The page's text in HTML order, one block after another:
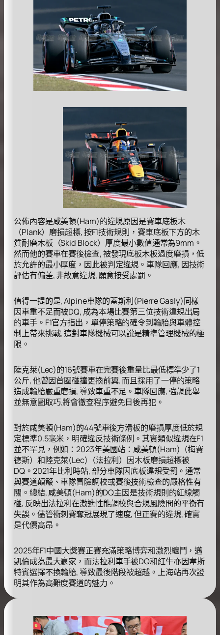
公佈內容是咸美頓(Ham)的違規原因是賽車底板木
（Plank）磨損超標, 按F1技術規則，賽車底板下方的木
質耐磨木板（Skid Block）厚度最小數值通常為9mm。
然而他的賽車在賽後檢查, 被發現底板木板過度磨損，低
於允許的最小厚度，因此被判定違規。車隊回應, 因技術
評估有偏差, 非故意違規, 願意接受處罰。
值得一提的是, Alpine車隊的蓋斯利(Pierre Gasly)同樣
因車重不足而被DQ, 成為本場比賽第三位技術違規出局
的車手。F1官方指出，單停策略的確令到輪胎與車體控
制上帶來挑戰, 這對車隊機械可以說是精準管理機械的極
限。
陸克萊(Lec)的16號賽車在完賽後重量比最低標準少了1
公斤, 他曾因首圈碰撞更換前翼, 而且採用了一停的策略
造成輪胎嚴重磨損, 導致車重不足。車隊回應, 強調此舉
並無意圖取巧,將會徹查程序避免日後再犯。
對於咸美頓(Ham)的44號車後方滑板的磨損厚度低於規
定標準0.5毫米，明確違反技術條例。其實類似違規在F1
並不罕見，例如：2023年美國站：咸美頓(Ham)（梅賽
德斯）和陸克萊(Lec)（法拉利）因木板磨損超標被
DQ。2021年比利時站, 部分車隊因底板違規受罰。通常
與賽道顛簸、車隊冒險調校或賽後技術檢查的嚴格性有
關。總結, 咸美頓(Ham)的DQ主因是技術規則的紅線觸
碰, 反映出法拉利在激進性能調校與合規風險間的平衡有
失誤。儘管衝刺賽奪冠展現了速度, 但正賽的違規, 確實
是代價高昂。
2025年F1中國大獎賽正賽充滿策略博弈和激烈纏鬥，邁
凱倫成為最大贏家，而法拉利車手被DQ和紅牛亦因韋斯
特賓選擇不換輪胎, 導致最後階段被超越。上海站再次證
明其作為高難度賽道的魅力。